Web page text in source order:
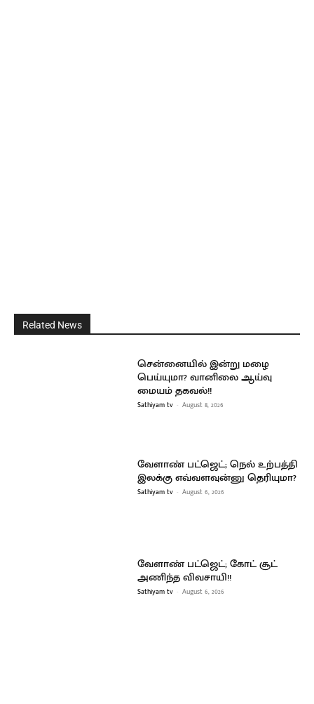
Related News
சென்னையில் இன்று மழை
பெய்யுமா? வானிலை ஆய்வு
மையம் தகவல்!!
Sathiyam tv - August 8, 2026
வேளாண் பட்ஜெட்; நெல் உற்பத்தி
இலக்கு எவ்வளவுன்னு தெரியுமா?
Sathiyam tv - August 6, 2026
வேளாண் பட்ஜெட்; கோட் சூட்
அணிந்த விவசாயி!!
Sathiyam tv - August 6, 2026